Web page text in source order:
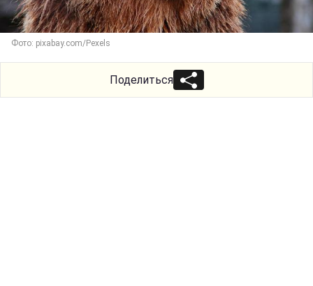
Фото: pixabay.com/Pexels
Поделиться